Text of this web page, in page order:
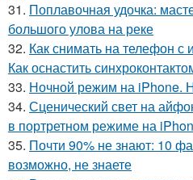
31. Поплавочная удочка:
большого улова на реке
32. Как снимать на телефон с
Как оснастить
33. Ночной режим на iPhone.
34. Сценический свет на
в портретном режиме на
35. Почти 90% не знают: 10
возможно, не знаете